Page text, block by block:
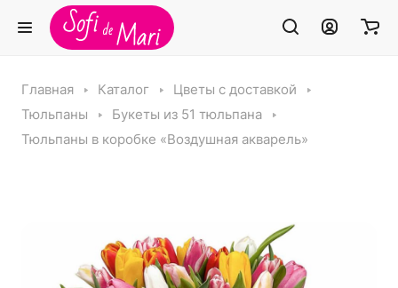
Главная Каталог
Цветы с доставкой
Тюльпаны
Букеты из 51 тюльпана
Тюльпаны в коробке «Воздушная акварель»